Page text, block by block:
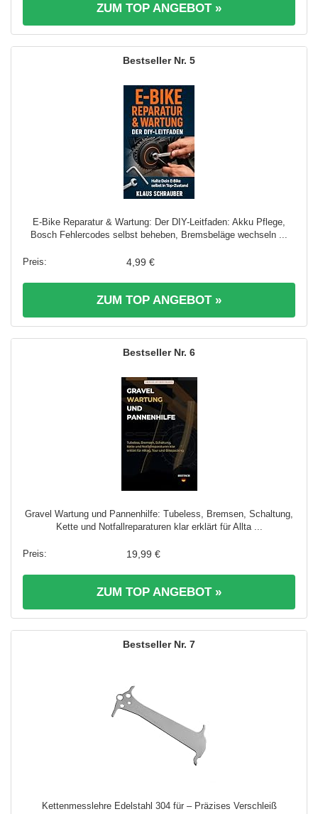
ZUM TOP ANGEBOT »
5
E-Bike Reparatur & Wartung: Der DIY-Leitfaden: Akku Pflege,
Bosch Fehlercodes selbst beheben, Bremsbeläge wechseln ...
4,99 €
ZUM TOP ANGEBOT »
6
Gravel Wartung und Pannenhilfe: Tubeless, Bremsen, Schaltung,
Kette und Notfallreparaturen klar erklärt für Allta ...
19,99 €
ZUM TOP ANGEBOT »
7
Kettenmesslehre Edelstahl 304 für – Präzises Verschleiß